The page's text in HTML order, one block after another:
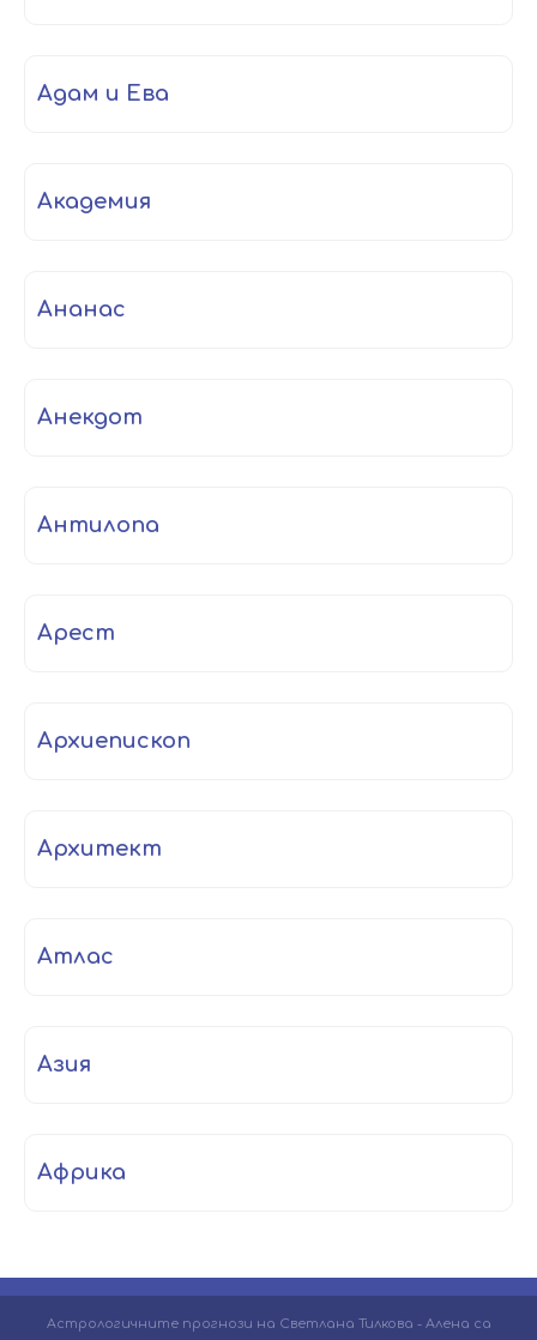
Адам и Ева
академия
ананас
анекдот
антилопа
арест
архиепископ
архитект
атлас
Азия
Африка
Астрологичните прогнози на Светлана Тилкова - Алена са